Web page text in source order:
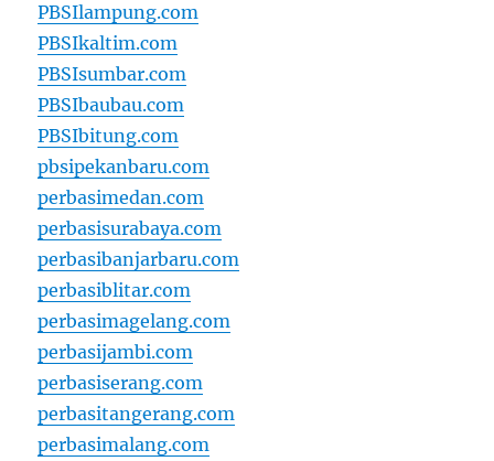
PBSIlampung.com
PBSIkaltim.com
PBSIsumbar.com
PBSIbaubau.com
PBSIbitung.com
pbsipekanbaru.com
perbasimedan.com
perbasisurabaya.com
perbasibanjarbaru.com
perbasiblitar.com
perbasimagelang.com
perbasijambi.com
perbasiserang.com
perbasitangerang.com
perbasimalang.com